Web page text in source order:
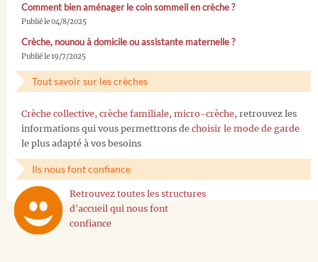
Comment bien aménager le coin sommeil en crèche ?
Publié le 04/8/2025
Crèche, nounou à domicile ou assistante maternelle ?
Publié le 19/7/2025
Tout savoir sur les crèches
Crèche collective, crèche familiale, micro-crèche, retrouvez les
informations qui vous permettrons de choisir le mode de garde
le plus adapté à vos besoins
Ils nous font confiance
Retrouvez toutes les structures
d'accueil qui nous font
confiance